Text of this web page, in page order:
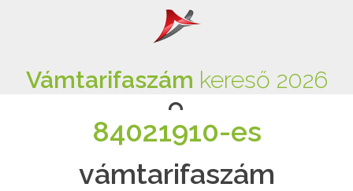
Vámtarifaszám kereső 2026
84021910-es
vámtarifaszám